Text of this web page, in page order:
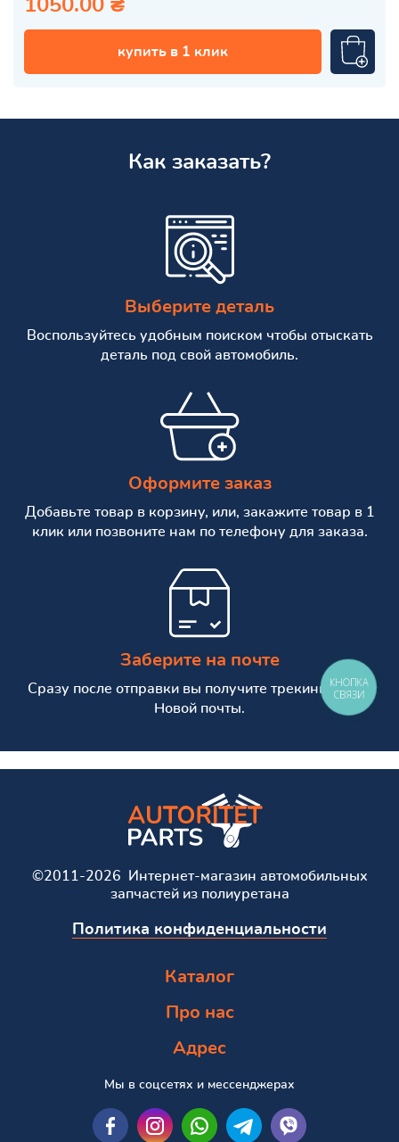
1050.00 ₴
купить в 1 клик
Как заказать?
Выберите деталь
Воспользуйтесь удобным поиском чтобы отыскать
деталь под свой автомобиль.
Оформите заказ
Добавьте товар в корзину, или, закажите товар в 1
клик или позвоните нам по телефону для заказа.
Заберите на почте
Сразу после отправки вы получите трекинг номер
Новой почты.
©2011-2026 Интернет-магазин автомобильных
запчастей из полиуретана
Политика конфиденциальности
Каталог
Про нас
Адрес
Мы в соцсетях и мессенджерах
КНОПКА
СВЯЗИ